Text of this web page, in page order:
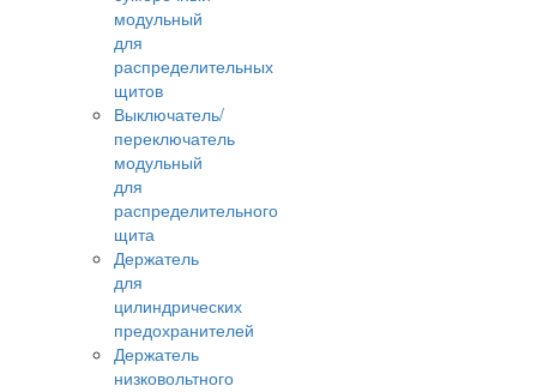
модульный
для
распределительных
щитов
Выключатель/
переключатель
модульный
для
распределительного
щита
Держатель
для
цилиндрических
предохранителей
Держатель
низковольтного